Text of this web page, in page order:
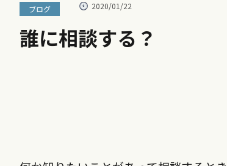
ブログ 2020/01/22
誰に相談する？